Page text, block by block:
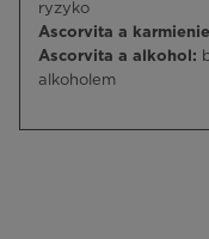
ryzyko
Ascorvita a
Ascorvita a alkohol:
alkoholem